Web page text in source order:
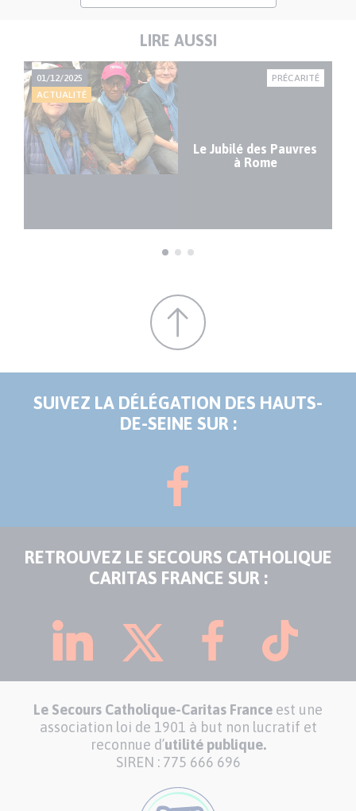
LIRE AUSSI
01/12/2025
ACTUALITÉ
PRÉCARITÉ
Le Jubilé des Pauvres
à Rome
SUIVEZ LA DÉLÉGATION DES HAUTS-
DE-SEINE SUR :
RETROUVEZ LE SECOURS CATHOLIQUE
CARITAS FRANCE SUR :
Le Secours Catholique-Caritas France est une
association loi de 1901 à but non lucratif et
reconnue d’utilité publique.
SIREN : 775 666 696